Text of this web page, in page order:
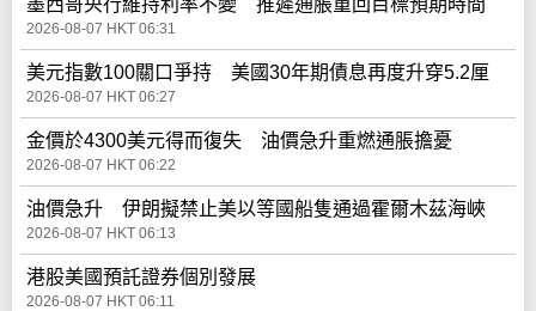
墨西哥央行維持利率不變 推遲通脹重回目標預期時間
2026-08-07 HKT 06:31
美元指數100關口爭持 美國30年期債息再度升穿5.2厘
2026-08-07 HKT 06:27
金價於4300美元得而復失 油價急升重燃通脹擔憂
2026-08-07 HKT 06:22
油價急升 伊朗擬禁止美以等國船隻通過霍爾木茲海峽
2026-08-07 HKT 06:13
港股美國預託證券個別發展
2026-08-07 HKT 06:11